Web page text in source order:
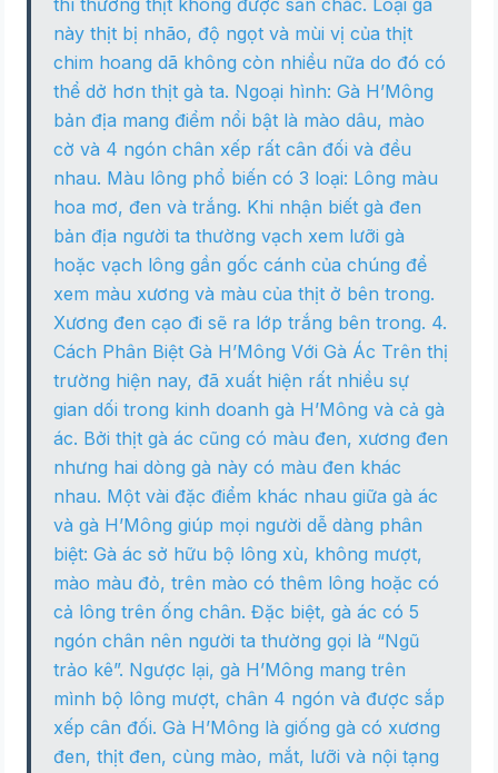
thì thường thịt không được săn chắc. Loại gà
này thịt bị nhão, độ ngọt và mùi vị của thịt
chim hoang dã không còn nhiều nữa do đó có
thể dở hơn thịt gà ta. Ngoại hình: Gà H’Mông
bản địa mang điểm nổi bật là mào dâu, mào
cờ và 4 ngón chân xếp rất cân đối và đều
nhau. Màu lông phổ biến có 3 loại: Lông màu
hoa mơ, đen và trắng. Khi nhận biết gà đen
bản địa người ta thường vạch xem lưỡi gà
hoặc vạch lông gần gốc cánh của chúng để
xem màu xương và màu của thịt ở bên trong.
Xương đen cạo đi sẽ ra lớp trắng bên trong. 4.
Cách Phân Biệt Gà H’Mông Với Gà Ác Trên thị
trường hiện nay, đã xuất hiện rất nhiều sự
gian dối trong kinh doanh gà H’Mông và cả gà
ác. Bởi thịt gà ác cũng có màu đen, xương đen
nhưng hai dòng gà này có màu đen khác
nhau. Một vài đặc điểm khác nhau giữa gà ác
và gà H’Mông giúp mọi người dễ dàng phân
biệt: Gà ác sở hữu bộ lông xù, không mượt,
mào màu đỏ, trên mào có thêm lông hoặc có
cả lông trên ống chân. Đặc biệt, gà ác có 5
ngón chân nên người ta thường gọi là “Ngũ
trảo kê”. Ngược lại, gà H’Mông mang trên
mình bộ lông mượt, chân 4 ngón và được sắp
xếp cân đối. Gà H’Mông là giống gà có xương
đen, thịt đen, cùng mào, mắt, lưỡi và nội tạng